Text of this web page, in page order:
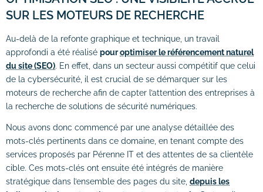
SUR LES MOTEURS DE RECHERCHE
Au-delà de la refonte graphique et technique, un travail
approfondi a été réalisé pouroptimiser le référencement naturel
du site (SEO). En effet, dans un secteur aussi compétitif que celui
de la cybersécurité, il est crucial de se démarquer sur les
moteurs de recherche afin de capter l’attention des entreprises à
la recherche de solutions de sécurité numériques.
Nous avons donc commencé par une analyse détaillée des
mots-clés pertinents dans ce domaine, en tenant compte des
services proposés par Pérenne IT et des attentes de sa clientèle
cible. Ces mots-clés ont ensuite été intégrés de manière
stratégique dans l’ensemble des pages du site, depuis les